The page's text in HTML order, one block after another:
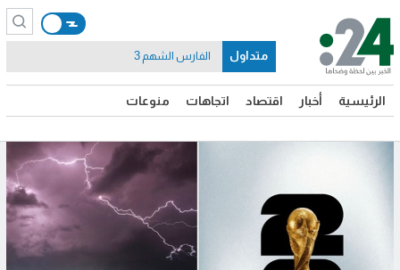
الرئيسية أخبار اقتصاد اتجاهات منوعات
متداول الفارس الشهم 3